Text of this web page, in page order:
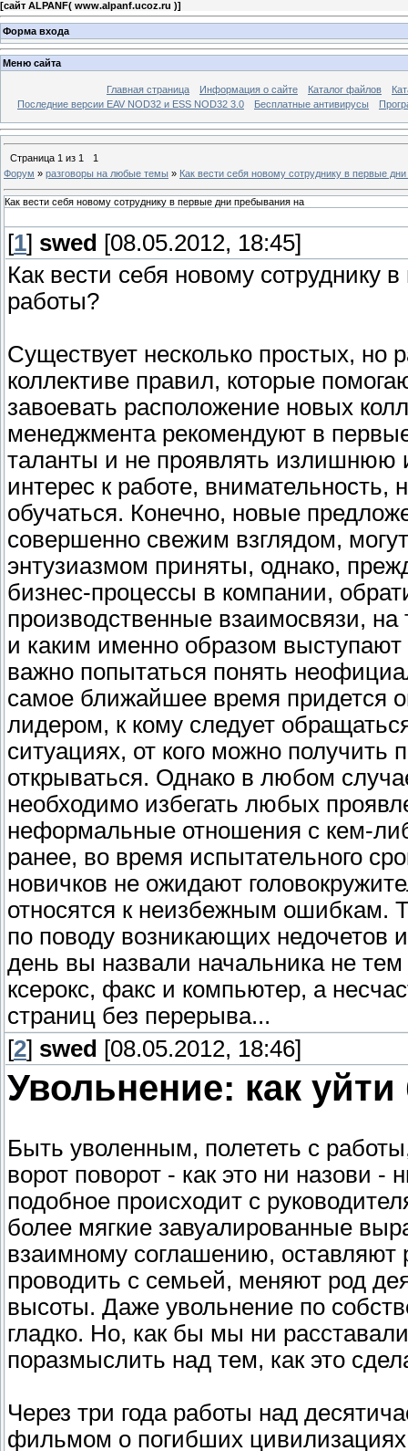
[сайт ALPANF( www.alpanf.ucoz.ru )]
Форма входа
Меню сайта
Главная страница Информация о сайте Каталог файлов
Последние версии EAV NOD32 и ESS NOD32 3.0
Бесплатные антивирусы
Страница 1 из 1
1
Форум » разговоры на любые темы » Как вести себя новому сотруднику в первые
Как вести себя новому сотруднику в первые дни пребывания на
[1] swed [08.05.2012, 18:45]
Как вести себя новому
работы?
Существует несколько простых,
коллективе правил, которые
завоевать расположение новых
менеджмента рекомендуют в
таланты и не проявлять излишнюю
интерес к работе,
обучаться. Конечно, новые
совершенно свежим взглядом,
энтузиазмом приняты, однако,
бизнес-процессы в компании,
производственные взаимосвязи,
и каким именно образом
важно попытаться понять
самое ближайшее время придется
лидером, к кому следует
ситуациях, от кого можно получить
открываться. Однако в любом
необходимо избегать любых
неформальные отношения с кем-
ранее, во время испытательного
новичков не ожидают
относятся к неизбежным ошибкам.
по поводу возникающих недочетов
день вы назвали начальника не
ксерокс, факс и компьютер, а
страниц без перерыва...
[2] swed [08.05.2012, 18:46]
Увольнение: как уйти
Быть уволенным, полететь с
ворот поворот - как это ни назови -
подобное происходит с
более мягкие завуалированные
взаимному соглашению,
проводить с семьей, меняют род
высоты. Даже увольнение по
гладко. Но, как бы мы ни
поразмыслить над тем, как это
Через три года работы над
фильмом о погибших